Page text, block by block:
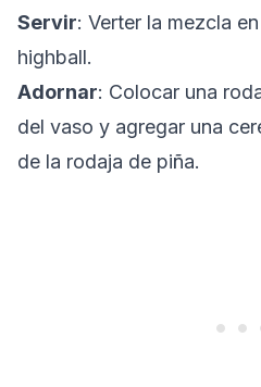
Servir: Verter la mezcla
highball.
Adornar: Colocar una
del vaso y agregar una
de la rodaja de piña.